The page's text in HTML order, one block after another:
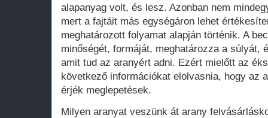
alapanyag volt, és lesz. Azonban nem
mert a fajtáit más egységáron lehet
meghatározott folyamat alapján történik. A
minőségét, formáját, meghatározza a súlyát,
amit tud az aranyért adni. Ezért mielőtt az
következő információkat elolvasnia, hogy az
érjék meglepetések.
Milyen aranyat veszünk át arany